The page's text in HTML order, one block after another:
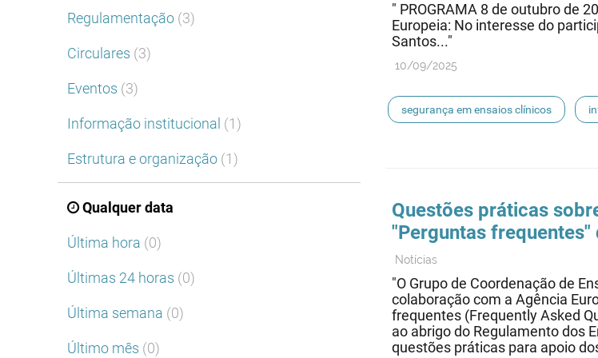
Regulamentação (3)
Circulares (3)
Eventos (3)
Informação institucional (1)
Estrutura e organização (1)
Qualquer data
Última hora (0)
Últimas 24 horas (0)
Última semana (0)
Último mês (0)
" PROGRAMA 8 de outubro de
Europeia: No interesse do
Santos..."
10/09/2025
segurança em ensaios clínicos
Questões práticas
"Perguntas frequentes"
Notícias
"O Grupo de Coordenação de
colaboração com a Agência
frequentes (Frequently Asked
ao abrigo do Regulamento dos
questões práticas para apoio